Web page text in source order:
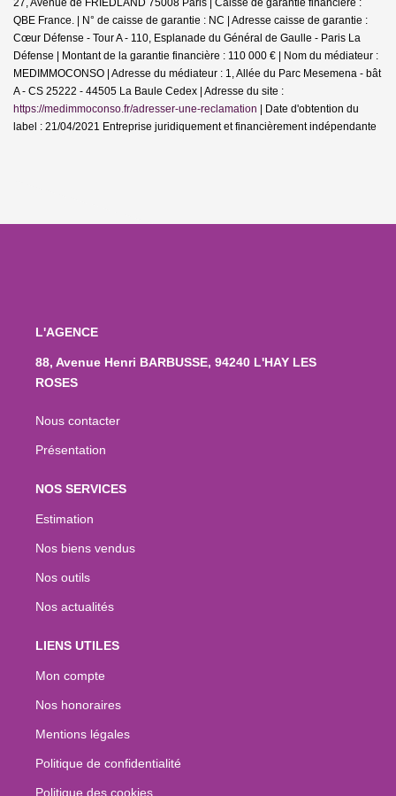
QBE France. | N° de caisse de garantie : NC | Adresse caisse de garantie :
Cœur Défense - Tour A - 110, Esplanade du Général de Gaulle - Paris La
Défense | Montant de la garantie financière : 110 000 € | Nom du médiateur :
MEDIMMOCONSO | Adresse du médiateur : 1, Allée du Parc Mesemena - bât
A - CS 25222 - 44505 La Baule Cedex | Adresse du site :
https://medimmoconso.fr/adresser-une-reclamation | Date d'obtention du
label : 21/04/2021 Entreprise juridiquement et financièrement indépendante
L'AGENCE
88, Avenue Henri BARBUSSE, 94240 L'HAY LES
ROSES
Nous contacter
Présentation
NOS SERVICES
Estimation
Nos biens vendus
Nos outils
Nos actualités
LIENS UTILES
Mon compte
Nos honoraires
Mentions légales
Politique de confidentialité
Politique des cookies